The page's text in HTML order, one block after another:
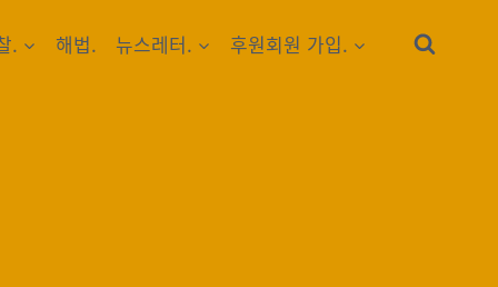
. 해법. 뉴스레터. 후원회원 가입.